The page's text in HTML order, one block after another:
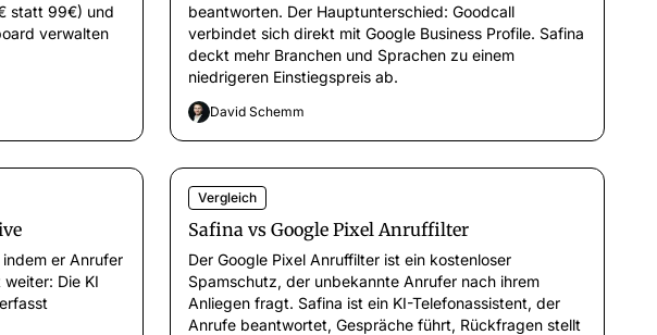
statt 99€) und
verwalten
beantworten. Der Hauptunterschied: Goodcall
verbindet sich direkt mit Google Business Profile. Safina
deckt mehr Branchen und Sprachen zu einem
niedrigeren Einstiegspreis ab.
David Schemm
er Anrufer
Die KI
Vergleich
Safina vs Google Pixel Anruffilter
Der Google Pixel Anruffilter ist ein kostenloser
Spamschutz, der unbekannte Anrufer nach ihrem
Anliegen fragt. Safina ist ein KI-Telefonassistent, der
Anrufe beantwortet, Gespräche führt, Rückfragen stellt